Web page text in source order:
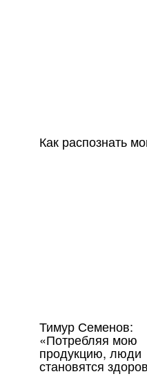
Как распознать
Тимур Семенов:
«Потребляя мою
продукцию, люди
становятся